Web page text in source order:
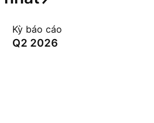
Kỳ báo cáo
Q2 2026